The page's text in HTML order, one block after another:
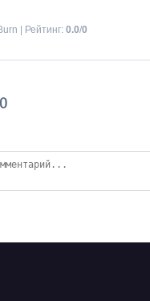
Рейтинг: 0.0/0
0